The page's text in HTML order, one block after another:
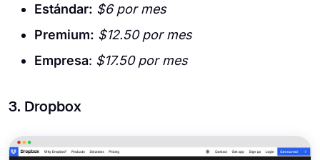
Estándar: $6 por mes
Premium: $12.50 por mes
Empresa: $17.50 por mes
3. Dropbox